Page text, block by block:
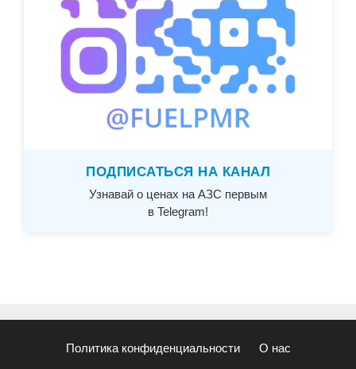
ПОДПИСАТЬСЯ НА КАНАЛ
Узнавай о ценах на АЗС первым
в Telegram!
Политика конфиденциальности О нас